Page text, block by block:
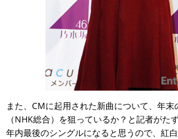
また、CMに起用された新曲について、年末
（NHK総合）を狙っているか？と記者がた
年内最後のシングルになると思うので、紅